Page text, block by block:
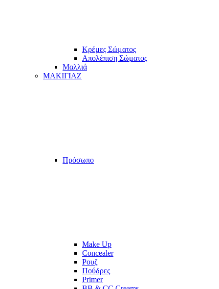
Κρέμες Σώματος
Απολέπιση Σώματος
Μαλλιά
ΜΑΚΙΓΙΑΖ
Πρόσωπο
Make Up
Concealer
Ρουζ
Πούδρες
Primer